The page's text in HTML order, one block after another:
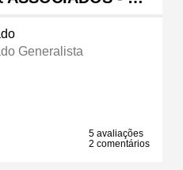
Generalista
5 avaliações
2 comentários